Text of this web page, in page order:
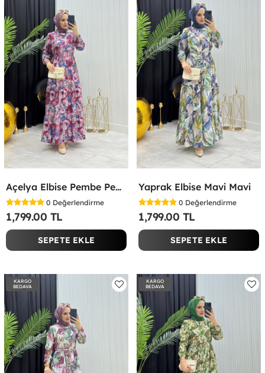
Açelya Elbise Pembe Pembe
0 Değerlendirme
1,799.00 TL
SEPETE EKLE
Yaprak Elbise Mavi Mavi
0 Değerlendirme
1,799.00 TL
SEPETE EKLE
KARGO
BEDAVA
KARGO
BEDAVA